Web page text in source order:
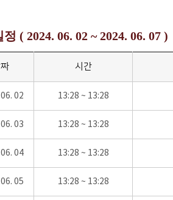
( 2024. 06. 02 ~ 2024. 06. 07 )
시간
02 13:28 ~ 13:28
03 13:28 ~ 13:28
04 13:28 ~ 13:28
05 13:28 ~ 13:28